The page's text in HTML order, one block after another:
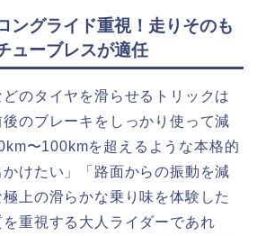
ングライド重視！走りそのも
ューブレスが適任
のタイヤを滑らせるトリックは
のブレーキをしっかり使って減
〜100kmを超えるような本格的
けたい」「路面からの振動を減
上の滑らかな乗り味を体験した
重視する大人ライダーであれ